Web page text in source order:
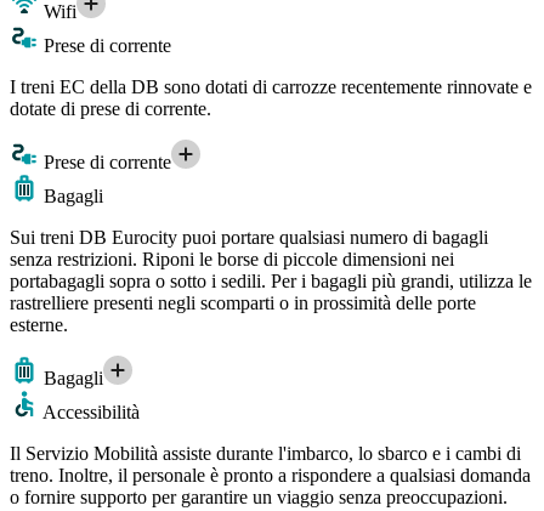
Wifi
Prese di corrente
I treni EC della DB sono dotati di carrozze recentemente rinnovate e
dotate di prese di corrente.
Prese di corrente
Bagagli
Sui treni DB Eurocity puoi portare qualsiasi numero di bagagli
senza restrizioni. Riponi le borse di piccole dimensioni nei
portabagagli sopra o sotto i sedili. Per i bagagli più grandi, utilizza le
rastrelliere presenti negli scomparti o in prossimità delle porte
esterne.
Bagagli
Accessibilità
Il Servizio Mobilità assiste durante l'imbarco, lo sbarco e i cambi di
treno. Inoltre, il personale è pronto a rispondere a qualsiasi domanda
o fornire supporto per garantire un viaggio senza preoccupazioni.